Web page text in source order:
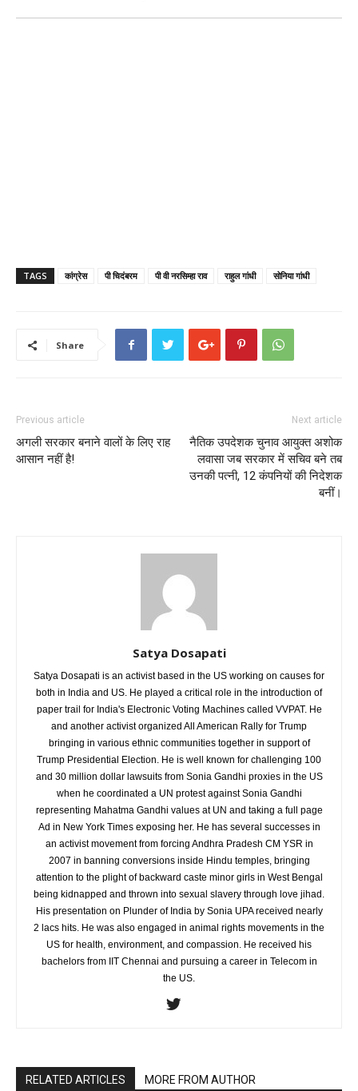
TAGS कांग्रेस पी चिदंबरम पी वी नरसिम्हा राव राहुल गांधी सोनिया गांधी
Share
Previous article
अगली सरकार बनाने वालों के लिए राह
आसान नहीं है!
Next article
नैतिक उपदेशक चुनाव आयुक्त अशोक
लवासा जब सरकार में सचिव बने तब
उनकी पत्नी, 12 कंपनियों की निदेशक
बनीं।
Satya Dosapati
Satya Dosapati is an activist based in the US working on causes for
both in India and US. He played a critical role in the introduction of
paper trail for India's Electronic Voting Machines called VVPAT. He
and another activist organized All American Rally for Trump
bringing in various ethnic communities together in support of
Trump Presidential Election. He is well known for challenging 100
and 30 million dollar lawsuits from Sonia Gandhi proxies in the US
when he coordinated a UN protest against Sonia Gandhi
representing Mahatma Gandhi values at UN and taking a full page
Ad in New York Times exposing her. He has several successes in
an activist movement from forcing Andhra Pradesh CM YSR in
2007 in banning conversions inside Hindu temples, bringing
attention to the plight of backward caste minor girls in West Bengal
being kidnapped and thrown into sexual slavery through love jihad.
His presentation on Plunder of India by Sonia UPA received nearly
2 lacs hits. He was also engaged in animal rights movements in the
US for health, environment, and compassion. He received his
bachelors from IIT Chennai and pursuing a career in Telecom in
the US.
RELATED ARTICLES MORE FROM AUTHOR